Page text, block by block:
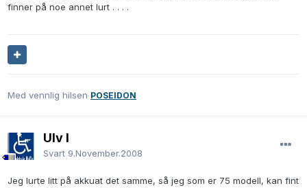
finner på noe annet lurt . . . .
Med vennlig hilsen POSEIDON
Ulv I
Svart 9.November.2008
Jeg lurte litt på akkuat det samme, så jeg som er 75 modell, kan fint